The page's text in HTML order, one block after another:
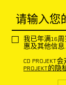
请输入您
我已年满16周
惠及其他信息.
CD PROJEKT
PROJEKT的隐